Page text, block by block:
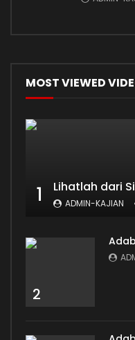
MOST VIEWED
1 ADMIN-KAJIAN
2